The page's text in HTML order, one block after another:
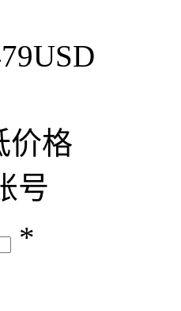
USD
价格
号
*